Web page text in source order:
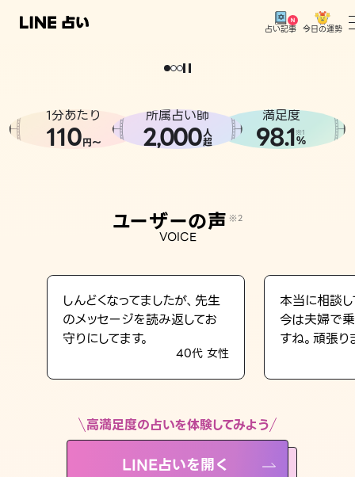
占い記事 今日の運勢
相談事例
LINE占いを開く
※LINEアプリ内のサービスページへ遷移します
どうせなら
。
1分あたり
110円〜
所属占い師
2,000人
超
満足度
98.1※1
%
ユーザーの声 ※2
VOICE
しんどくなってましたが、先生
のメッセージを読み返してお
守りにしてます。
40代 女性
本当に相談し
今は夫婦で
すね。頑張り
高満足度の占いを体験してみよう
LINE占いを開く